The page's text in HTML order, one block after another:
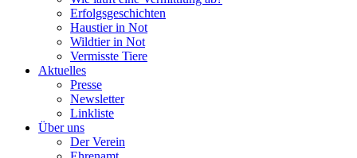
Erfolgsgeschichten
Haustier in Not
Wildtier in Not
Vermisste Tiere
Aktuelles
Presse
Newsletter
Linkliste
Über uns
Der Verein